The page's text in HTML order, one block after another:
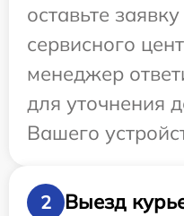
оставьте
сервисного
менеджер
для уточнения
Вашего
2
Выезд